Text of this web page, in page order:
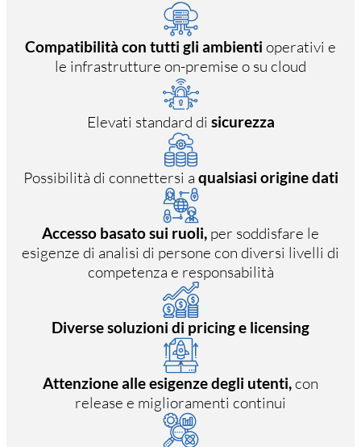
Compatibilità con tutti gli ambienti operativi e
le infrastrutture on-premise o su cloud
Elevati standard di sicurezza
Possibilità di connettersi a qualsiasi origine dati
Accesso basato sui ruoli, per soddisfare le
esigenze di analisi di persone con diversi livelli di
competenza e responsabilità
Diverse soluzioni di pricing e licensing
Attenzione alle esigenze degli utenti,con
release e miglioramenti continui